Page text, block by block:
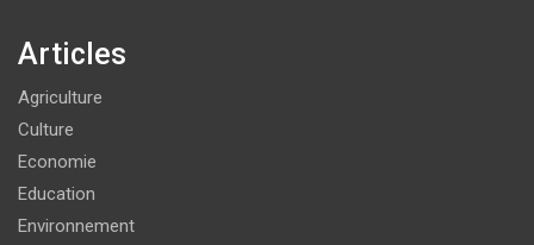
Articles
Agriculture
Culture
Economie
Education
Environnement